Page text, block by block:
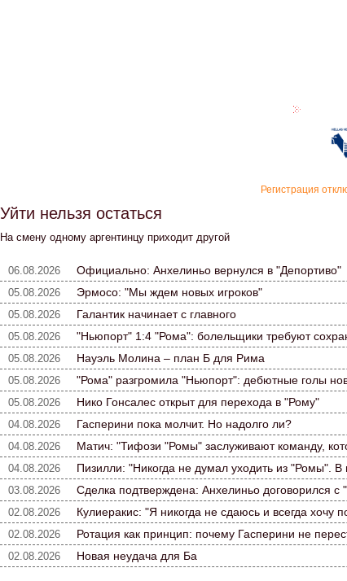
Регистрация
Уйти нельзя остаться
На смену одному аргентинцу приходит другой
06.08.2026 Официально: Анхелиньо вернулся в "Депортиво"
05.08.2026 Эрмосо: "Мы ждем новых игроков"
05.08.2026 Галантик начинает с главного
05.08.2026 "Ньюпорт" 1:4 "Рома": болельщики требуют
05.08.2026 Науэль Молина – план Б для Рима
05.08.2026 "Рома" разгромила "Ньюпорт": дебютные голы
05.08.2026 Нико Гонсалес открыт для перехода в "Рому"
04.08.2026 Гасперини пока молчит. Но надолго ли?
04.08.2026 Матич: "Тифози "Ромы" заслуживают команду,
04.08.2026 Пизилли: "Никогда не думал уходить из "Ромы".
03.08.2026 Сделка подтверждена: Анхелиньо договорился с
02.08.2026 Кулиеракис: "Я никогда не сдаюсь и всегда хочу
02.08.2026 Ротация как принцип: почему Гасперини не
02.08.2026 Новая неудача для Ба